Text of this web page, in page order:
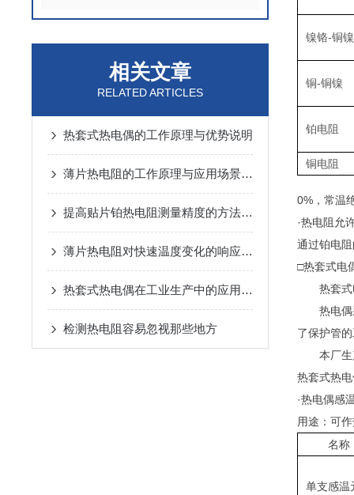
相关文章
RELATED ARTICLES
热套式热电偶的工作原理与优势说明
薄片热电阻的工作原理与应用场景解析
提高贴片铂热电阻测量精度的方法介绍
薄片热电阻对快速温度变化的响应特性
热套式热电偶在工业生产中的应用优势
检测热电阻容易忽视那些地方
镍铬-铜镍
铜-铜镍
铂电阻
铜电阻
0%，常温
·热电阻允
通过铂电
□热套式电
热套式电
热电偶采
了保护管
本厂生产
热套式热
·热电偶感
用途：可
名称
单支感温